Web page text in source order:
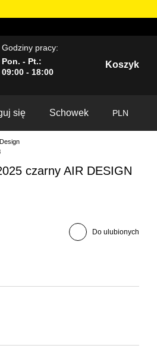
Godziny pracy:
Pon. - Pt.:
09:00 - 18:00
Koszyk
się Schowek PLN
czarny AIR DESIGN
Do ulubionych